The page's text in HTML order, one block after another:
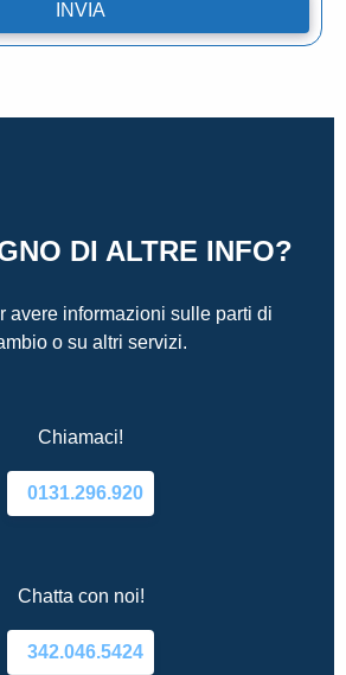
DI ALTRE INFO?
avere informazioni sulle parti di
o su altri servizi.
Chiamaci!
0131.296.920
Chatta con noi!
342.046.5424